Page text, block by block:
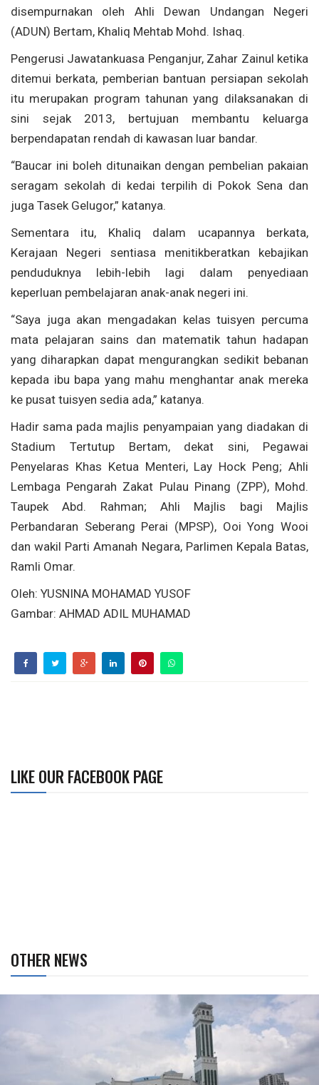
disempurnakan oleh Ahli Dewan Undangan Negeri
(ADUN) Bertam, Khaliq Mehtab Mohd. Ishaq.
Pengerusi Jawatankuasa Penganjur, Zahar Zainul ketika
ditemui berkata, pemberian bantuan persiapan sekolah
itu merupakan program tahunan yang dilaksanakan di
sini sejak 2013, bertujuan membantu keluarga
berpendapatan rendah di kawasan luar bandar.
“Baucar ini boleh ditunaikan dengan pembelian pakaian
seragam sekolah di kedai terpilih di Pokok Sena dan
juga Tasek Gelugor,” katanya.
Sementara itu, Khaliq dalam ucapannya berkata,
Kerajaan Negeri sentiasa menitikberatkan kebajikan
penduduknya lebih-lebih lagi dalam penyediaan
keperluan pembelajaran anak-anak negeri ini.
“Saya juga akan mengadakan kelas tuisyen percuma
mata pelajaran sains dan matematik tahun hadapan
yang diharapkan dapat mengurangkan sedikit bebanan
kepada ibu bapa yang mahu menghantar anak mereka
ke pusat tuisyen sedia ada,” katanya.
Hadir sama pada majlis penyampaian yang diadakan di
Stadium Tertutup Bertam, dekat sini, Pegawai
Penyelaras Khas Ketua Menteri, Lay Hock Peng; Ahli
Lembaga Pengarah Zakat Pulau Pinang (ZPP), Mohd.
Taupek Abd. Rahman; Ahli Majlis bagi Majlis
Perbandaran Seberang Perai (MPSP), Ooi Yong Wooi
dan wakil Parti Amanah Negara, Parlimen Kepala Batas,
Ramli Omar.
Oleh: YUSNINA MOHAMAD YUSOF
Gambar: AHMAD ADIL MUHAMAD
LIKE OUR FACEBOOK PAGE
OTHER NEWS